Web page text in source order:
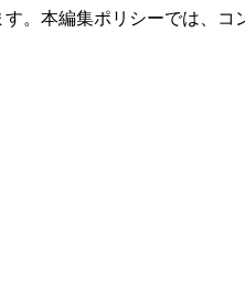
。本編集ポリシーでは、コ